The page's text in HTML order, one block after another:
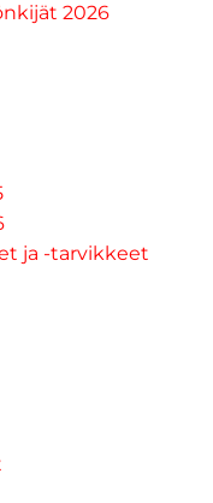
2026
ja -tarvikkeet